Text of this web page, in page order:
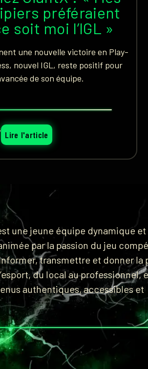
préféraient
soit moi l’IGL »
une nouvelle victoire en Play-
nouvel IGL, reste positif pour
de son équipe.
Lire l'article
une jeune équipe dynamique et
par la passion du jeu
transmettre et donner la
du local au professionnel,
authentiques, accessibles et